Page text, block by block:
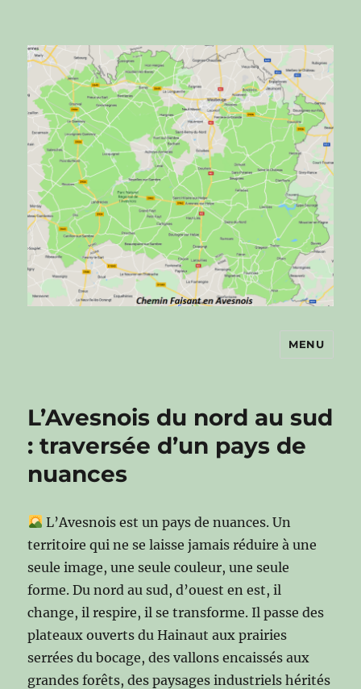
Chemin faisant en Avesnois
MENU
L’Avesnois du nord au sud
: traversée d’un pays de
nuances
L’Avesnois est un pays de nuances. Un
territoire qui ne se laisse jamais réduire à une
seule image, une seule couleur, une seule
forme. Du nord au sud, d’ouest en est, il
change, il respire, il se transforme. Il passe des
plateaux ouverts du Hainaut aux prairies
serrées du bocage, des vallons encaissés aux
grandes forêts, des paysages industriels hérités